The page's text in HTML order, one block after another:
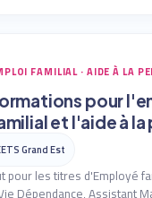
FAMILIAL · AIDE À LA
pour
et l'aide à la
Grand Est
pour les titres d'Employé
Dépendance, Assistant